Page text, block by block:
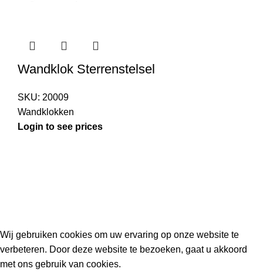
Wandklok Sterrenstelsel
SKU: 20009
Wandklokken
Login to see prices
Wij gebruiken cookies om uw ervaring op onze website te
verbeteren. Door deze website te bezoeken, gaat u akkoord
met ons gebruik van cookies.